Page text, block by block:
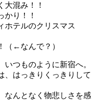
大混み！！
かり！！
ホテルのクリスマス
（←なんで？）
つものように新宿へ。
、はっきりくっきりして
なんとなく物悲しさを感